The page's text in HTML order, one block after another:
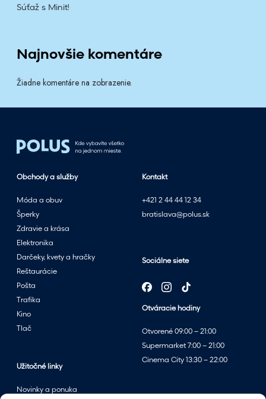
Súťaž s Minit!
Najnovšie komentáre
Žiadne komentáre na zobrazenie.
Kontakt
+421 2 44 44 12 34
bratislava@polus.sk
Sociálne siete
Otváracie hodiny
Otvorené 09:00 – 21:00
Supermarket 7:00 – 21:00
Cinema City 13:30 – 22:00
Obchody a služby
Móda a obuv
Šperky
Zdravie a krása
Elektronika
Darčeky, kvety a hračky
Reštaurácie
Pošta
Trafika
Kino
Tlač
Užitočné linky
Novinky a ponuka